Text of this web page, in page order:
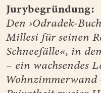
Jurybegründung:
Den ›Odradek-
Millesi für seinen
Schneefälle«, in
– ein wachsendes
Wohnzimmerwand